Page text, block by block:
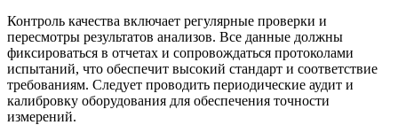
Контроль качества включает регулярные проверки и
пересмотры результатов анализов. Все данные должны
фиксироваться в отчетах и сопровождаться протоколами
испытаний, что обеспечит высокий стандарт и соответствие
требованиям. Следует проводить периодические аудит и
калибровку оборудования для обеспечения точности
измерений.